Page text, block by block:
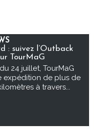
: suivez l’Outback
TourMaG
24 juillet, TourMaG
expédition de plus de
à travers...